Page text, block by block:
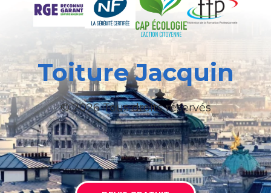
Toiture Jacquin
© 2026 Tous droits réservés